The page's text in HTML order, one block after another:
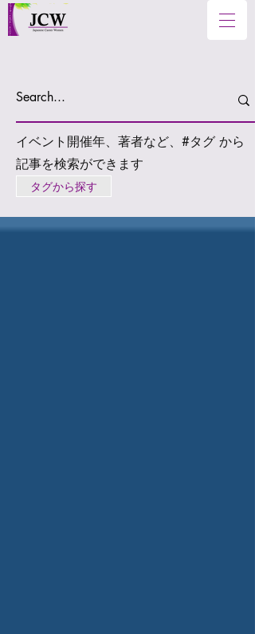
イベント開催年、著者など、#タグ から
記事を検索ができます
タグから探す